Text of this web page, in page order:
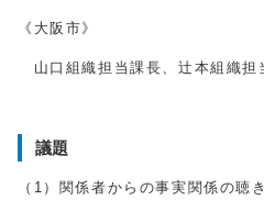
《大阪市》
山口組織担当課長、辻本組織担
議題
（1）関係者からの事実関係の聴